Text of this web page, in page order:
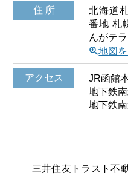
住 所
北海道
番地 札
んがテラ
\地図を
アクセス
JR函館
地下鉄
地下鉄
三井住友トラスト不